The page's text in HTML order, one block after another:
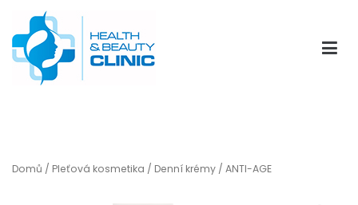
Přeskočit
obsah
Domů / Pleťová kosmetika / Denní krémy / ANTI-AGE